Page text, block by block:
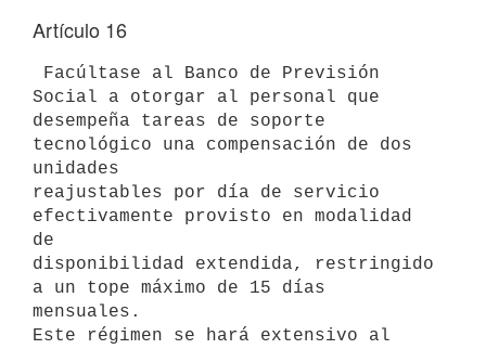
Artículo 16
Social a otorgar al personal que
desempeña tareas de soporte
tecnológico una compensación de dos
unidades
reajustables por día de servicio
efectivamente provisto en modalidad
de
disponibilidad extendida, restringido
a un tope máximo de 15 días
mensuales.
Este régimen se hará extensivo al